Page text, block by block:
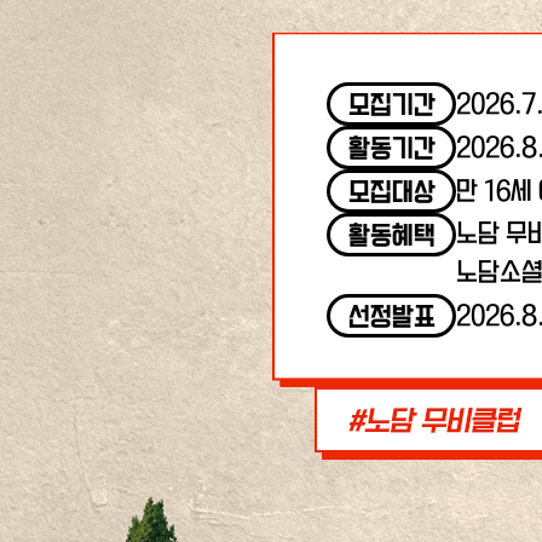
모집기간
활동기간
모집대상
만 16세
활동혜택
노담 무
노담소
선정발표